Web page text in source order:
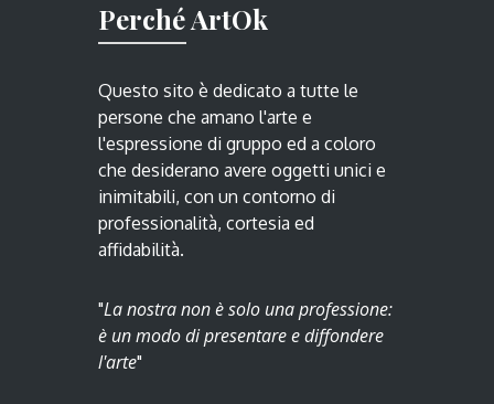
Perché ArtOk
Questo sito è dedicato a tutte le
persone che amano l'arte e
l'espressione di gruppo ed a coloro
che desiderano avere oggetti unici e
inimitabili, con un contorno di
professionalità, cortesia ed
affidabilità.
"La nostra non è solo una professione:
è un modo di presentare e diffondere
l'arte"